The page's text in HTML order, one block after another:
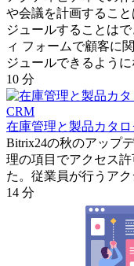
や会議を計画するこ
ジュールすることは
ィ フォームで顧客に
ジュールできるように
10 分
CRM
在庫管理と製品カタ
Bitrix24の秋のアップ
理の項目でアクセス
た。従業員が行うアク
14 分